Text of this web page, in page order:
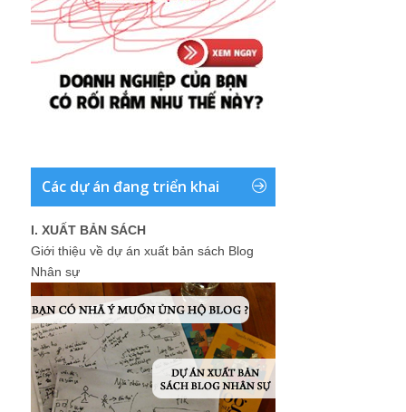
Các dự án đang triển khai
I. XUẤT BẢN SÁCH
Giới thiệu về dự án xuất bản sách Blog
Nhân sự